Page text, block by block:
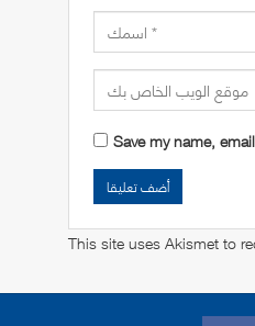
Save my name,
This site uses Akismet to